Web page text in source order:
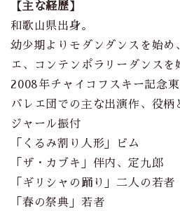
【主な経歴】
和歌山県出身。
幼少期よりモダンダンスを始め
エ、コンテンポラリーダンスを
2008年チャイコフスキー記念東
バレエ団での主な出演作、役柄
ジャール振付
「くるみ割り人形」ビム
「ザ・カブキ」伴内、定九郎
「ギリシャの踊り」二人の若者
「春の祭典」若者